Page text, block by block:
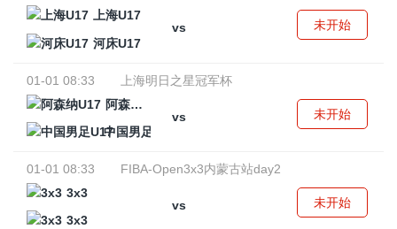
上海U17
vs
河床U17
未开始
01-01 08:33
上海明日之星冠军杯
阿森纳U17
vs
中国男足U17
未开始
01-01 08:33
FIBA-Open3x3内蒙古站day2
3x3
vs
3x3
未开始